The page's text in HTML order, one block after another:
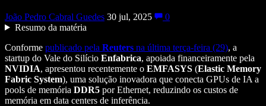
João Pedro Cabral Guedes 30 jul, 2025
0
Resumo da matéria
Conforme publicado pela Reuters na última terça-feira (29), a
startup do Vale do Silício Enfabrica, apoiada financeiramente pela
NVIDIA, apresentou recentemente o EMFASYS (Elastic Memory
Fabric System), uma solução inovadora que conecta GPUs de IA a
pools de memória DDR5 por Ethernet, reduzindo os custos de
memória em data centers de inferência.